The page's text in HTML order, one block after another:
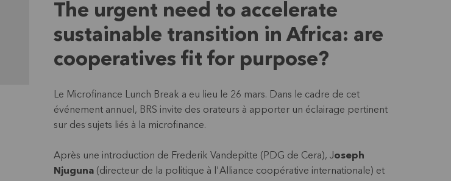
The urgent need to accelerate
sustainable transition in Africa: are
cooperatives fit for purpose?
Le Microfinance Lunch Break a eu lieu le 26 mars. Dans le cadre de cet
événement annuel, BRS invite des orateurs à apporter un éclairage pertinent
sur des sujets liés à la microfinance.
Après une introduction de Frederik Vandepitte (PDG de Cera), Joseph
Njuguna (directeur de la politique à l'Alliance coopérative internationale) et